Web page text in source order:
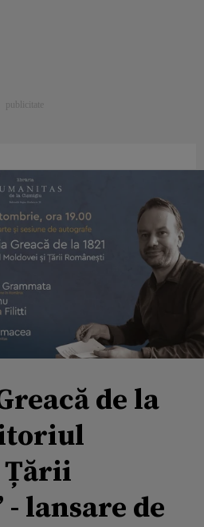
de la
Țării
- lansare de